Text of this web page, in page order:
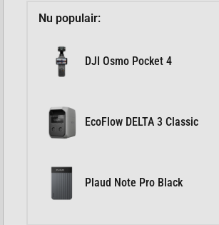
Nu populair:
DJI Osmo Pocket 4
EcoFlow DELTA 3 Classic
Plaud Note Pro Black